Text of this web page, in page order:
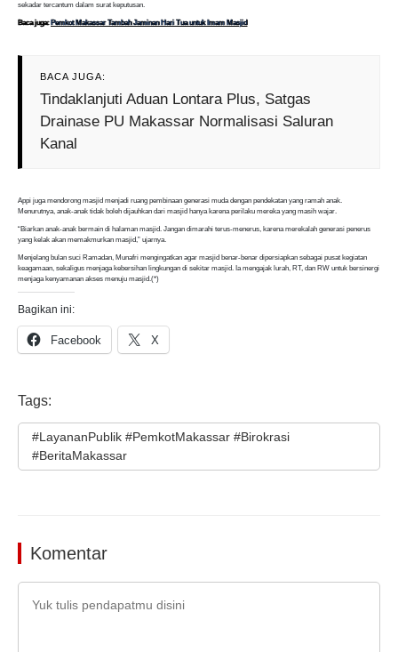
sekadar tercantum dalam surat keputusan.
Baca juga: Pemkot Makassar Tambah Jaminan Hari Tua untuk Imam Masjid
BACA JUGA:
Tindaklanjuti Aduan Lontara Plus, Satgas
Drainase PU Makassar Normalisasi Saluran
Kanal
Appi juga mendorong masjid menjadi ruang pembinaan generasi muda dengan pendekatan yang ramah anak.
Menurutnya, anak-anak tidak boleh dijauhkan dari masjid hanya karena perilaku mereka yang masih wajar.
“Biarkan anak-anak bermain di halaman masjid. Jangan dimarahi terus-menerus, karena merekalah generasi penerus
yang kelak akan memakmurkan masjid,” ujarnya.
Menjelang bulan suci Ramadan, Munafri mengingatkan agar masjid benar-benar dipersiapkan sebagai pusat kegiatan
keagamaan, sekaligus menjaga kebersihan lingkungan di sekitar masjid. Ia mengajak lurah, RT, dan RW untuk bersinergi
menjaga kenyamanan akses menuju masjid.(*)
Bagikan ini:
Facebook X
Tags:
#LayananPublik #PemkotMakassar #Birokrasi
#BeritaMakassar
Komentar